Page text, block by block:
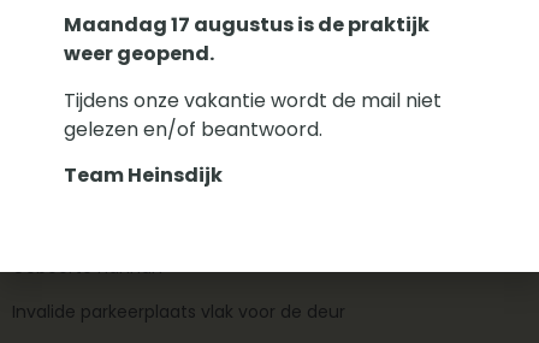
info@dokterheinsdijk.nl
Actueel
Vanaf vandaag bieden wij de mogelijkheid om een afspraak
zelf te plannen of een recept aan te vragen via Uw Zorg
Online.
Geboorte Hannah
Invalide parkeerplaats vlak voor de deur
Maandag 17 augustus is de praktijk
weer geopend.
Tijdens onze vakantie wordt de mail niet
gelezen en/of beantwoord.
Team Heinsdijk